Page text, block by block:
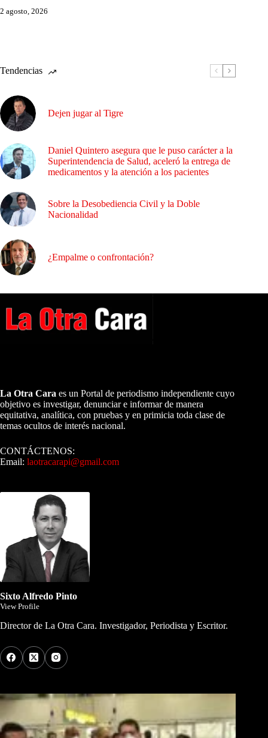
2 agosto, 2026
Tendencias
Dejen jugar al Tigre
Daniel Quintero asegura que le puso carácter a la
Superintendencia de Salud, aceleró la entrega de
medicamentos y la atención a los pacientes
Sobre la Desobediencia Civil y la Doble
Nacionalidad
¿Empalme o confrontación?
La Otra Cara es un Portal de periodismo independiente cuyo
objetivo es investigar, denunciar e informar de manera
equitativa, analítica, con pruebas y en primicia toda clase de
temas ocultos de interés nacional.
CONTÁCTENOS:
Email: laotracarapi@gmail.com
Sixto Alfredo Pinto
View Profile
Director de La Otra Cara. Investigador, Periodista y Escritor.